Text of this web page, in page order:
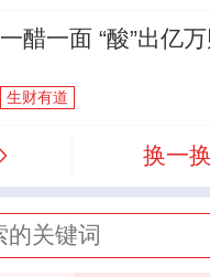
一醋一面 “酸”出亿
生财有道
换一换